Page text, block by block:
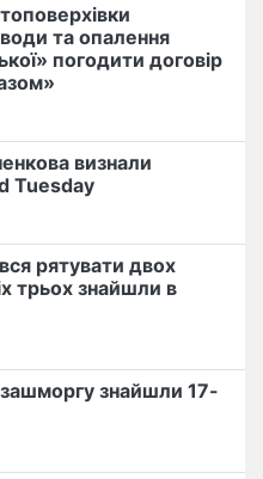
та опалення
погодити договір
визнали
Tuesday
рятувати двох
трьох знайшли в
знайшли 17-